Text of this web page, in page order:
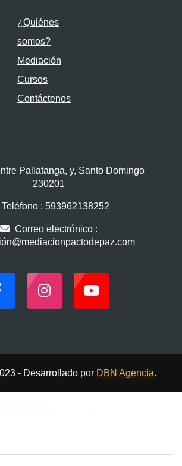
¿Quiénes
somos?
Mediación
Cursos
Contáctenos
Pallatanga, y, Santo Domingo
230201
Teléfono : 593962138252
Correo electrónico :
- Desarrollado por DBN Agencia.